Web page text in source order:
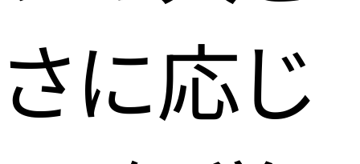
さに応じ